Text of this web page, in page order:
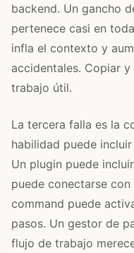
backend. Un gancho
pertenece casi en
infla el contexto y
accidentales. Copiar
trabajo útil.
La tercera falla es la
habilidad puede
Un plugin puede
puede conectarse
command puede
pasos. Un gestor de
flujo de trabajo